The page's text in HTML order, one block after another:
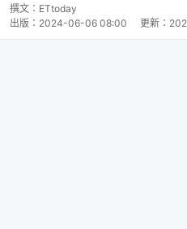
撰文： ETtoday
出版： 2024-06-06 08:00 更新：